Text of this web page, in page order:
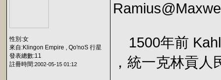
性別:女
來自:Klingon Empire , Qo'noS 行星
發表總數:11
註冊時間:2002-05-15 01:12
1500年前
，統一克林貢